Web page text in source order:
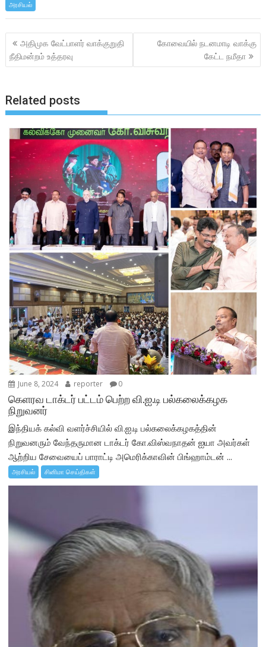
e
b
o
o
itt
er
at
s
A
p
ar
e
அரசியல்
Post
navigation
அதிமுக வேட்பாளர் வாக்குறுதி
நீதிமன்றம் உத்தரவு
கோவையில் நடனமாடி வாக்கு
கேட்ட நமீதா
Related posts
June 8, 2024 reporter 0
கெளரவ டாக்டர் பட்டம் பெற்ற வி.ஐ.டி பல்கலைக்கழக
நிறுவனர்
இந்தியக் கல்வி வளர்ச்சியில் வி.ஐ.டி பல்கலைக்கழகத்தின்
நிறுவனரும் வேந்தருமான டாக்டர் கோ.விஸ்வநாதன் ஐயா அவர்கள்
ஆற்றிய சேவையைப் பாராட்டி அமெரிக்காவின் பிங்ஹாம்டன் ...
அரசியல் சினிமா செய்திகள்